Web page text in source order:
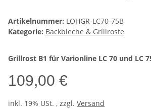
Artikelnummer: LOHGR-LC70-75B
Kategorie: Backbleche & Grillroste
Grillrost B1 für Varionline LC 70 und LC
109,00 €
inkl. 19% USt. , zzgl. Versand